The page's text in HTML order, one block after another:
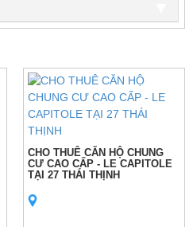
CHO THUÊ CĂN HỘ CHUNG
CƯ CAO CẤP - LE CAPITOLE
TẠI 27 THÁI THỊNH